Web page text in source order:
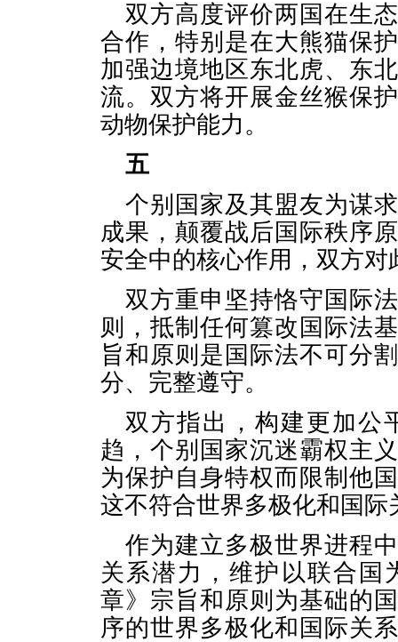
双方高度评价两国在生
合作，特别是在大熊猫保
加强边境地区东北虎、东
流。双方将开展金丝猴保
动物保护能力。
五
个别国家及其盟友为谋
成果，颠覆战后国际秩序
安全中的核心作用，双方对
双方重申坚持恪守国际
则，抵制任何篡改国际法
旨和原则是国际法不可分
分、完整遵守。
双方指出，构建更加公
趋，个别国家沉迷霸权主
为保护自身特权而限制他
这不符合世界多极化和国
作为建立多极世界进程
关系潜力，维护以联合国
章》宗旨和原则为基础的
序的世界多极化和国际关